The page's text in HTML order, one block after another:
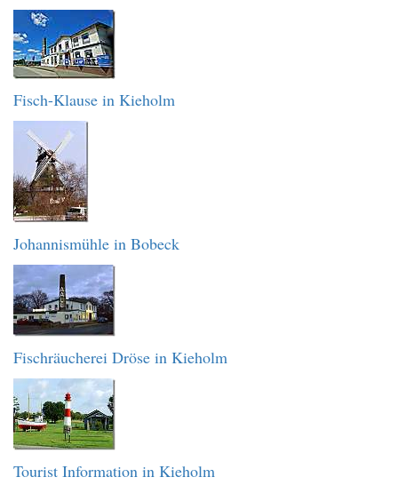
Fisch-Klause in Kieholm
Johannismühle in Bobeck
Fischräucherei Dröse in Kieholm
Tourist Information in Kieholm